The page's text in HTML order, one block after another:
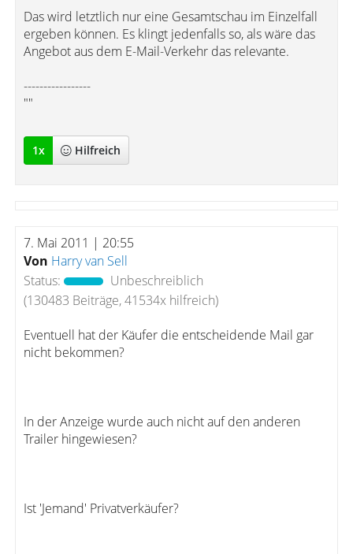
Das wird letztlich nur eine Gesamtschau im Einzelfall
ergeben können. Es klingt jedenfalls so, als wäre das
Angebot aus dem E-Mail-Verkehr das relevante.
-----------------
""
1x Hilfreich
7. Mai 2011 | 20:55
Von Harry van Sell
Status:
Unbeschreiblich
(130483 Beiträge, 41534x hilfreich)
Eventuell hat der Käufer die entscheidende Mail gar
nicht bekommen?
In der Anzeige wurde auch nicht auf den anderen
Trailer hingewiesen?
Ist 'Jemand' Privatverkäufer?